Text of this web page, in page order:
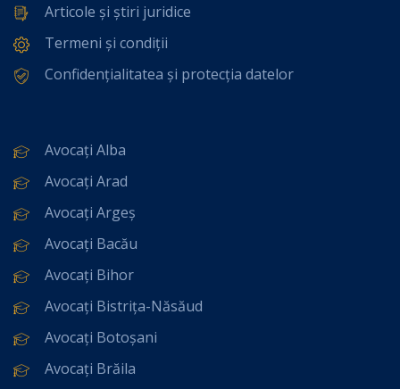
Articole și știri juridice
Termeni și condiții
Confidențialitatea și protecția datelor
Avocați Alba
Avocați Arad
Avocați Argeș
Avocați Bacău
Avocați Bihor
Avocați Bistrița-Năsăud
Avocați Botoșani
Avocați Brăila